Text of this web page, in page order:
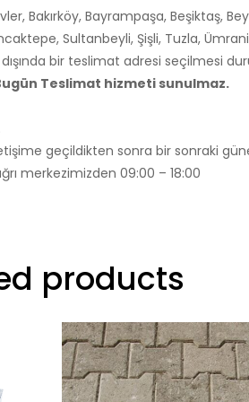
Bakırköy, Bayrampaşa, Beşiktaş,
Sultanbeyli, Şişli, Tuzla,
dışında bir teslimat adresi seçilmesi
Teslimat hizmeti sunulmaz.
geçildikten sonra bir sonraki
merkezimizden 09:00 – 18:00
products